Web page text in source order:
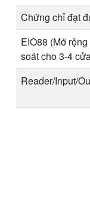
Chứng chỉ đạt
EIO88 (Mở
soát cho 3-4
Reader/Input/